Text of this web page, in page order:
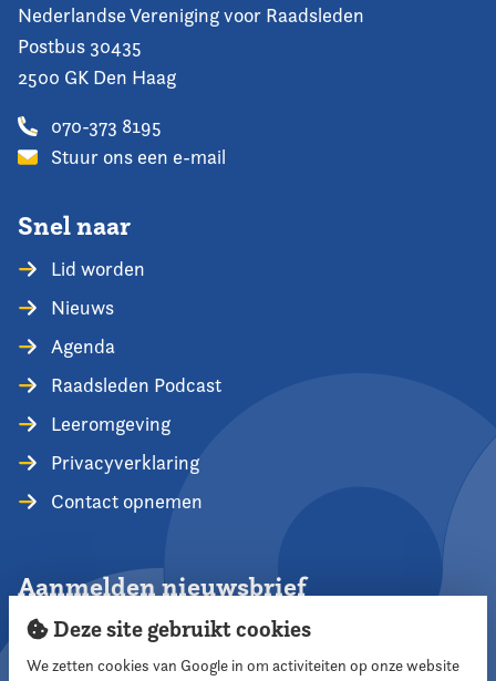
Nederlandse Vereniging voor Raadsleden
Postbus 30435
2500 GK Den Haag
070-373 8195
Stuur ons een e-mail
Snel naar
Lid worden
Nieuws
Agenda
Raadsleden Podcast
Leeromgeving
Privacyverklaring
Contact opnemen
Aanmelden nieuwsbrief
Deze site gebruikt cookies
We zetten cookies van Google in om activiteiten op onze website